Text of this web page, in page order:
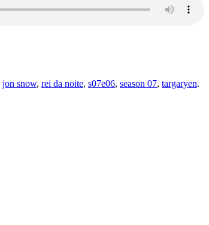
jon snow, rei da noite, s07e06, season 07, targaryen.